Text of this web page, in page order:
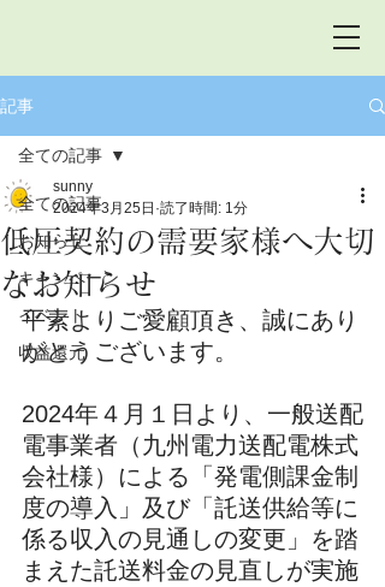
記事
全ての記事
お知らせ
キャンペーン
イベント
収益還元
全ての記事
低圧契約の需要家様へ大切
なお知らせ
sunny
2024年3月25日 読了時間: 1分
平素よりご愛顧頂き、誠にあり
がとうございます。
2024年４月１日より、一般送配
電事業者（九州電力送配電株式
会社様）による「発電側課金制
度の導入」及び「託送供給等に
係る収入の見通しの変更」を踏
まえた託送料金の見直しが実施